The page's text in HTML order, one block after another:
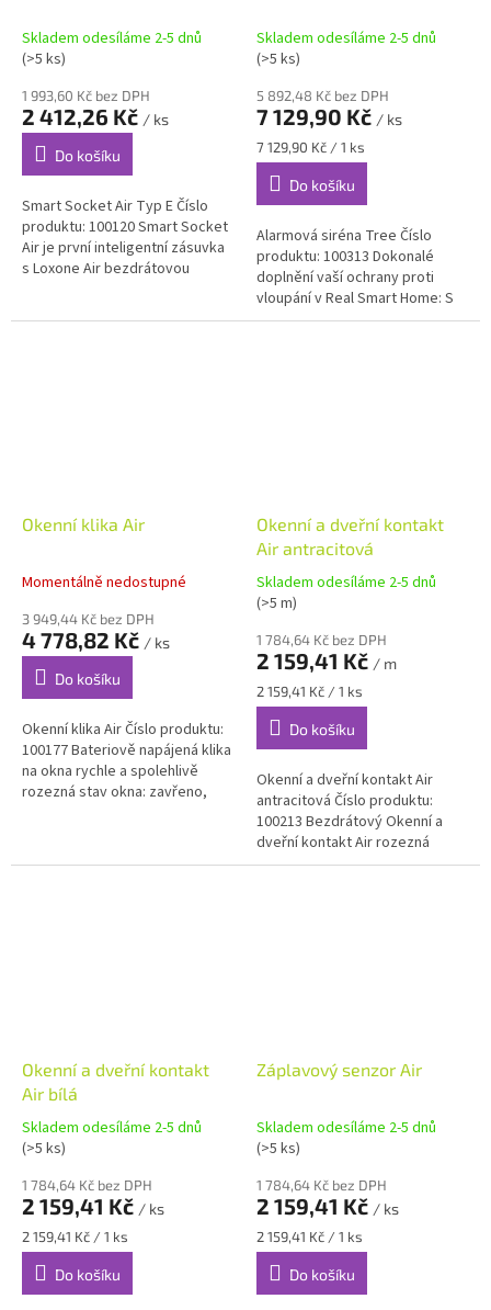
Skladem odesíláme 2-5 dnů
(>5 ks)
1 993,60 Kč bez DPH
2 412,26 Kč / ks
Do košíku
Smart Socket Air Typ E Číslo
produktu: 100120 Smart Socket
Air je první inteligentní zásuvka
s Loxone Air bezdrátovou
Skladem odesíláme 2-5 dnů
(>5 ks)
5 892,48 Kč bez DPH
7 129,90 Kč / ks
Měrná
cena:
7 129,90 Kč / 1 ks
Do košíku
Alarmová siréna Tree Číslo
produktu: 100313 Dokonalé
doplnění vaší ochrany proti
vloupání v Real Smart Home: S
hlasitým zvukem alarmu a
Okenní klika Air
Momentálně nedostupné
3 949,44 Kč bez DPH
4 778,82 Kč / ks
Do košíku
Okenní klika Air Číslo produktu:
100177 Bateriově napájená klika
na okna rychle a spolehlivě
rozezná stav okna: zavřeno,
Okenní a dveřní kontakt
Air antracitová
Skladem odesíláme 2-5 dnů
(>5 m)
1 784,64 Kč bez DPH
2 159,41 Kč / m
Měrná
cena:
2 159,41 Kč / 1 ks
Do košíku
Okenní a dveřní kontakt Air
antracitová Číslo produktu:
100213 Bezdrátový Okenní a
dveřní kontakt Air rozezná
rychle a spolehlivě
Okenní a dveřní kontakt
Air bílá
Skladem odesíláme 2-5 dnů
(>5 ks)
1 784,64 Kč bez DPH
2 159,41 Kč / ks
Měrná
cena:
2 159,41 Kč / 1 ks
Do košíku
Záplavový senzor Air
Skladem odesíláme 2-5 dnů
(>5 ks)
1 784,64 Kč bez DPH
2 159,41 Kč / ks
Měrná
cena:
2 159,41 Kč / 1 ks
Do košíku